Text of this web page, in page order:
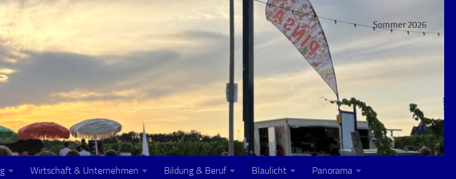
Sommer 2026
Wirtschaft & Unternehmen Bildung & Beruf Blaulicht Panorama